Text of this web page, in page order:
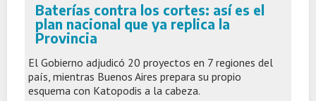
Baterías contra los cortes: así es el
plan nacional que ya replica la
Provincia
El Gobierno adjudicó 20 proyectos en 7 regiones del
país, mientras Buenos Aires prepara su propio
esquema con Katopodis a la cabeza.